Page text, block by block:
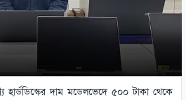
হার্ডডিস্কের দাম মডেলভেদে ৫০০ টাকা থেকে